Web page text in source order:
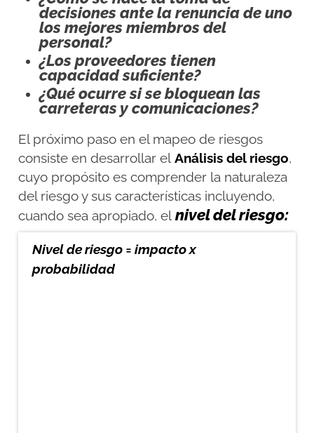
decisiones ante la renuncia de uno
los mejores miembros del
personal?
¿Los proveedores tienen
capacidad suficiente?
¿Qué ocurre si se bloquean las
carreteras y comunicaciones?
El próximo paso en el mapeo de riesgos
consiste en desarrollar elAnálisis del riesgo,
cuyo propósito es comprender la naturaleza
del riesgo y sus características incluyendo,
cuando sea apropiado, elnivel del riesgo:
Nivel de riesgo = impacto x
probabilidad